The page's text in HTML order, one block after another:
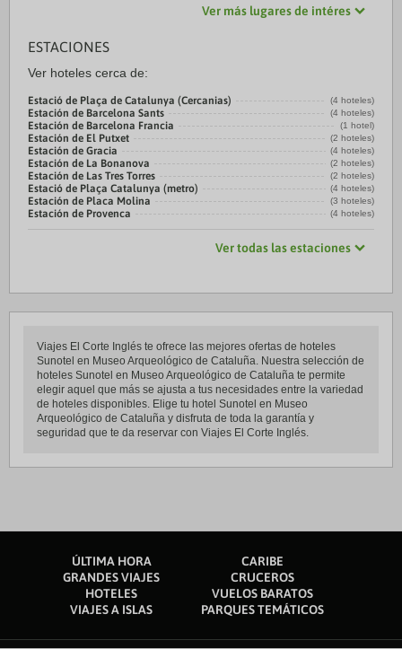
Ver más lugares de intéres
ESTACIONES
Ver hoteles cerca de:
Estació de Plaça de Catalunya (Cercanias) (4 hoteles)
Estación de Barcelona Sants (4 hoteles)
Estación de Barcelona Francia (1 hotel)
Estación de El Putxet (2 hoteles)
Estación de Gracia (4 hoteles)
Estación de La Bonanova (2 hoteles)
Estación de Las Tres Torres (2 hoteles)
Estació de Plaça Catalunya (metro) (4 hoteles)
Estación de Placa Molina (3 hoteles)
Estación de Provenca (4 hoteles)
Ver todas las estaciones
Viajes El Corte Inglés te ofrece las mejores ofertas de hoteles
Sunotel en Museo Arqueológico de Cataluña. Nuestra selección de
hoteles Sunotel en Museo Arqueológico de Cataluña te permite
elegir aquel que más se ajusta a tus necesidades entre la variedad
de hoteles disponibles. Elige tu hotel Sunotel en Museo
Arqueológico de Cataluña y disfruta de toda la garantía y
seguridad que te da reservar con Viajes El Corte Inglés.
ÚLTIMA HORA
CARIBE
GRANDES VIAJES
CRUCEROS
HOTELES
VUELOS BARATOS
VIAJES A ISLAS
PARQUES TEMÁTICOS